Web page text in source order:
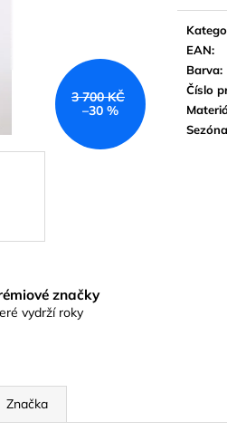
Měrná
cena:
EAN:
Barva:
Číslo
Sezóna
3 700 KČ
–30 %
značky
vydrží roky
Značka